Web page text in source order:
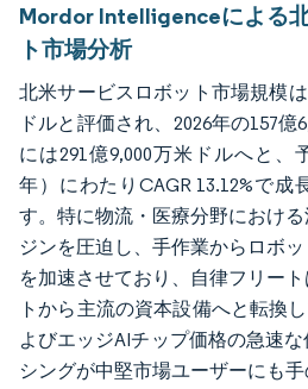
Mordor Intelligenceによる
ト市場分析
北米サービスロボット市場規模
ドルと評価され、2026年の157億
には291億9,000万米ドルへと、
年）にわたりCAGR 13.12%で成
す。特に物流・医療分野におけ
ジンを圧迫し、手作業からロボ
を加速させており、自律フリー
トから主流の資本設備へと転換
よびエッジAIチップ価格の急速
シングが中堅市場ユーザーにも